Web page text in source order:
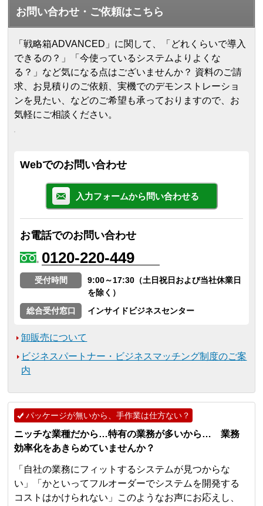
お問い合わせ・ご依頼はこちら
「戦略箱ADVANCED」に関して、「どれくらいで導入
できるの？」「今使っているシステムよりよくな
る？」など気になる点はございませんか？ 資料のご請
求、お見積りのご依頼、実機でのデモンストレーショ
ンを見たい、などのご希望も承っておりますので、お
気軽にご相談ください。
Webでのお問い合わせ
入力フォームから問い合わせる
お電話でのお問い合わせ
0120-220-449
受付時間
9:00～17:30（土日祝日および当社休業日
を除く）
総合受付窓口
インサイドビジネスセンター
卸販売について
ビジネスパートナー・ビジネスマッチング制度のご案
内
パッケージが無いから、手作業は仕方ない？
ニッチな業種だから…特有の業務が多いから… 業務
効率化をあきらめていませんか？
「自社の業務にフィットするシステムが見つからな
い」「かといってフルオーダーでシステムを開発する
コストはかけられない」このようなお声にお応えし、